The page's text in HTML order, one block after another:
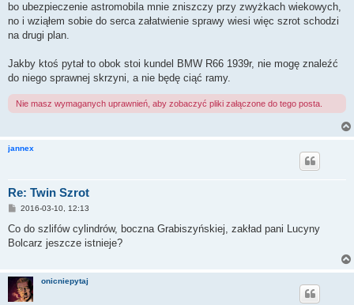
bo ubezpieczenie astromobila mnie zniszczy przy zwyżkach wiekowych,
no i wziąłem sobie do serca załatwienie sprawy wiesi więc szrot schodzi
na drugi plan.
Jakby ktoś pytał to obok stoi kundel BMW R66 1939r, nie mogę znaleźć
do niego sprawnej skrzyni, a nie będę ciąć ramy.
Nie masz wymaganych uprawnień, aby zobaczyć pliki załączone do tego posta.
jannex
Re: Twin Szrot
P
s
2016-03-10, 12:13
Co do szlifów cylindrów, boczna Grabiszyńskiej, zakład pani Lucyny
Bolcarz jeszcze istnieje?
onicniepytaj